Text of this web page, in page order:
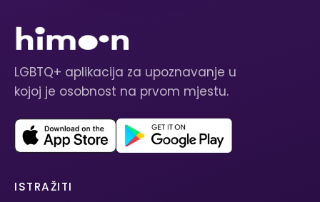
LGBTQ+ aplikacija za upoznavanje u
kojoj je osobnost na prvom mjestu.
ISTRAŽITI